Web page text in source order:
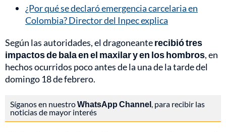
¿Por qué se declaró emergencia carcelaria en
Colombia? Director del Inpec explica
Según las autoridades, el dragoneanterecibió tres
impactos de bala en el maxilar y en los hombros, en
hechos ocurridos poco antes de la una de la tarde del
domingo 18 de febrero.
Síganos en nuestroWhatsApp Channel, para recibir las
noticias de mayor interés